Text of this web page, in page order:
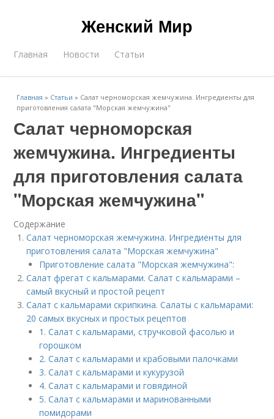
Женский Мир
Главная Новости Статьи
Главная » Статьи » Салат черноморская жемчужина. Ингредиенты для
приготовления салата "Морская жемчужина"
Салат черноморская
жемчужина. Ингредиенты
для приготовления салата
"Морская жемчужина"
Содержание
Салат черноморская жемчужина. Ингредиенты для
приготовления салата "Морская жемчужина"
Приготовление салата "Морская жемчужина":
Салат фрегат с кальмарами. Салат с кальмарами –
самый вкусный и простой рецепт
Салат с кальмарами скрипкина. Салаты с кальмарами:
20 самых вкусных и простых рецептов
1. Салат с кальмарами, стручковой фасолью и
горошком
2. Салат с кальмарами и крабовыми палочками
3. Салат с кальмарами и кукурузой
4. Салат с кальмарами и говядиной
5. Салат с кальмарами и маринованными
помидорами